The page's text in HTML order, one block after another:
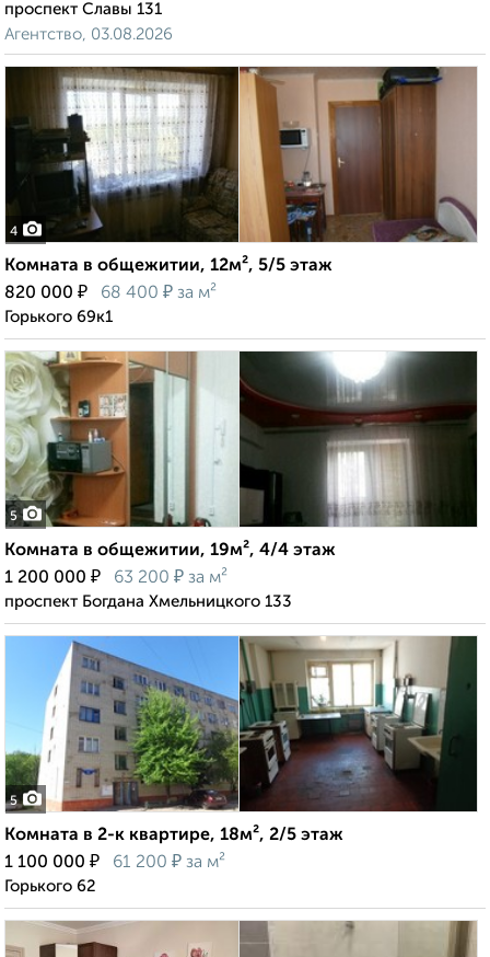
проспект Славы 131
Агентство, 03.08.2026
4
Комната в общежитии, 12м², 5/5 этаж
820 000 ₽ 68 400 ₽ за м²
Горького 69к1
5
Комната в общежитии, 19м², 4/4 этаж
1 200 000 ₽ 63 200 ₽ за м²
проспект Богдана Хмельницкого 133
5
Комната в 2-к квартире, 18м², 2/5 этаж
1 100 000 ₽ 61 200 ₽ за м²
Горького 62